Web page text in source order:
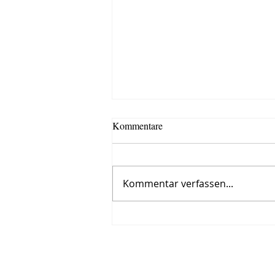
Roman, siebter Tag
Kommentare
Kommentar verfassen...